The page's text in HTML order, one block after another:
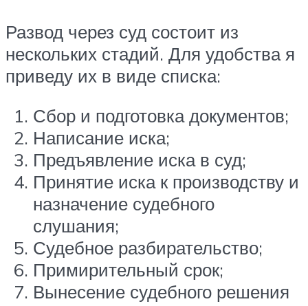
Развод через суд состоит из
нескольких стадий. Для удобства я
приведу их в виде списка:
Сбор и подготовка документов;
Написание иска;
Предъявление иска в суд;
Принятие иска к производству и
назначение судебного
слушания;
Судебное разбирательство;
Примирительный срок;
Вынесение судебного решения